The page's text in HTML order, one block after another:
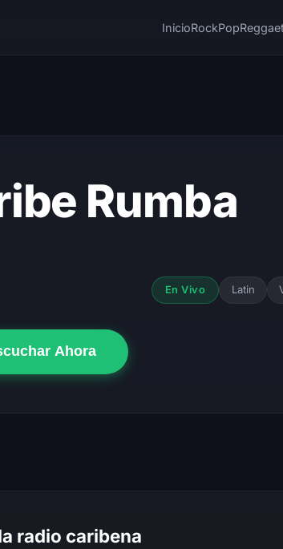
InicioRockPop
Rumba
En Vivo Latin
Ahora
radio caribena